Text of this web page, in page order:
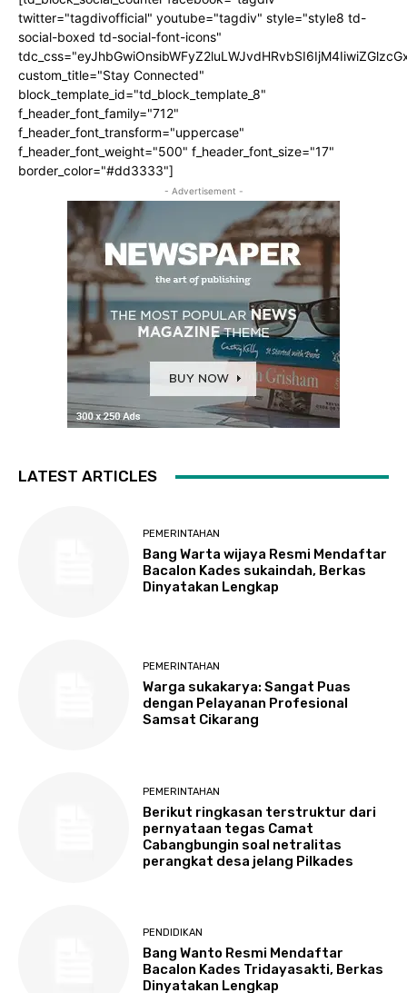
twitter="tagdivofficial" youtube="tagdiv" style="style8 td-
social-boxed td-social-font-icons"
custom_title="Stay Connected"
block_template_id="td_block_template_8"
f_header_font_family="712"
f_header_font_transform="uppercase"
f_header_font_weight="500" f_header_font_size="17"
border_color="#dd3333"]
- Advertisement -
LATEST ARTICLES
PEMERINTAHAN
Bang Warta wijaya Resmi Mendaftar
Bacalon Kades sukaindah, Berkas
Dinyatakan Lengkap
PEMERINTAHAN
Warga sukakarya: Sangat Puas
dengan Pelayanan Profesional
Samsat Cikarang
PEMERINTAHAN
Berikut ringkasan terstruktur dari
pernyataan tegas Camat
Cabangbungin soal netralitas
perangkat desa jelang Pilkades
PENDIDIKAN
Bang Wanto Resmi Mendaftar
Bacalon Kades Tridayasakti, Berkas
Dinyatakan Lengkap